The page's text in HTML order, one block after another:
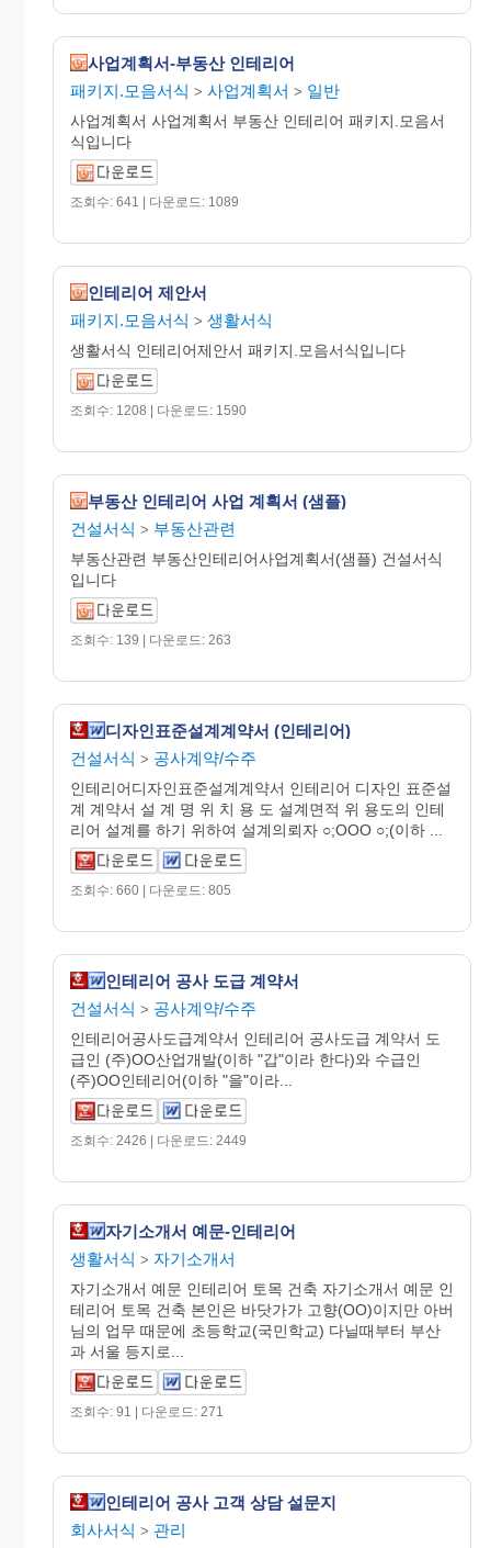
사업계획서-부동산 인테리어
패키지.모음서식 > 사업계획서 > 일반
사업계획서 사업계획서 부동산 인테리어 패키지.모음서
식입니다
조회수: 641 | 다운로드: 1089
인테리어 제안서
패키지.모음서식 > 생활서식
생활서식 인테리어제안서 패키지.모음서식입니다
조회수: 1208 | 다운로드: 1590
부동산 인테리어 사업 계획서 (샘플)
건설서식 > 부동산관련
부동산관련 부동산인테리어사업계획서(샘플) 건설서식
입니다
조회수: 139 | 다운로드: 263
디자인표준설계계약서 (인테리어)
건설서식 > 공사계약/수주
인테리어디자인표준설계계약서 인테리어 디자인 표준설
계 계약서 설 계 명 위 치 용 도 설계면적 위 용도의 인테
리어 설계를 하기 위하여 설계의뢰자 ○;OOO ○;(이하 ...
조회수: 660 | 다운로드: 805
인테리어 공사 도급 계약서
건설서식 > 공사계약/수주
인테리어공사도급계약서 인테리어 공사도급 계약서 도
급인 (주)OO산업개발(이하 "갑"이라 한다)와 수급인
(주)OO인테리어(이하 "을"이라...
조회수: 2426 | 다운로드: 2449
자기소개서 예문-인테리어
생활서식 > 자기소개서
자기소개서 예문 인테리어 토목 건축 자기소개서 예문 인
테리어 토목 건축 본인은 바닷가가 고향(OO)이지만 아버
님의 업무 때문에 초등학교(국민학교) 다닐때부터 부산
과 서울 등지로...
조회수: 91 | 다운로드: 271
인테리어 공사 고객 상담 설문지
회사서식 > 관리